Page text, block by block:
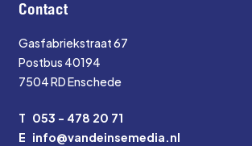
Contact
Gasfabriekstraat 67
Postbus 40194
7504 RD Enschede
T 053 - 478 20 71
E info@vandeinsemedia.nl